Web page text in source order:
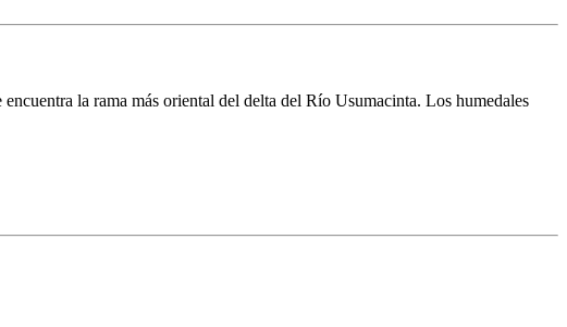
la rama más oriental del delta del Río Usumacinta. Los humedales